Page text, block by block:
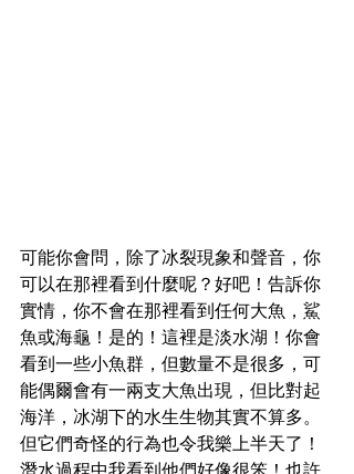
可能你會問，除了冰裂現象和聲音，你
可以在那裡看到什麼呢？好吧！告訴你
實情，你不會在那裡看到任何大魚，鯊
魚或海龜！是的！這裡是淡水湖！你會
看到一些小魚群，但數量不是很多，可
能偶爾會有一兩支大魚出現，但比對起
海洋，冰湖下的水生生物其實不算多。
但它們奇怪的行為也令我樂上半天了！